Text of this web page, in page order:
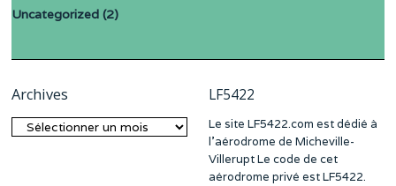
Uncategorized (2)
Archives
Archives
LF5422
Le site LF5422.com est dédié à
l’aérodrome de Micheville-
Villerupt Le code de cet
aérodrome privé est LF5422.